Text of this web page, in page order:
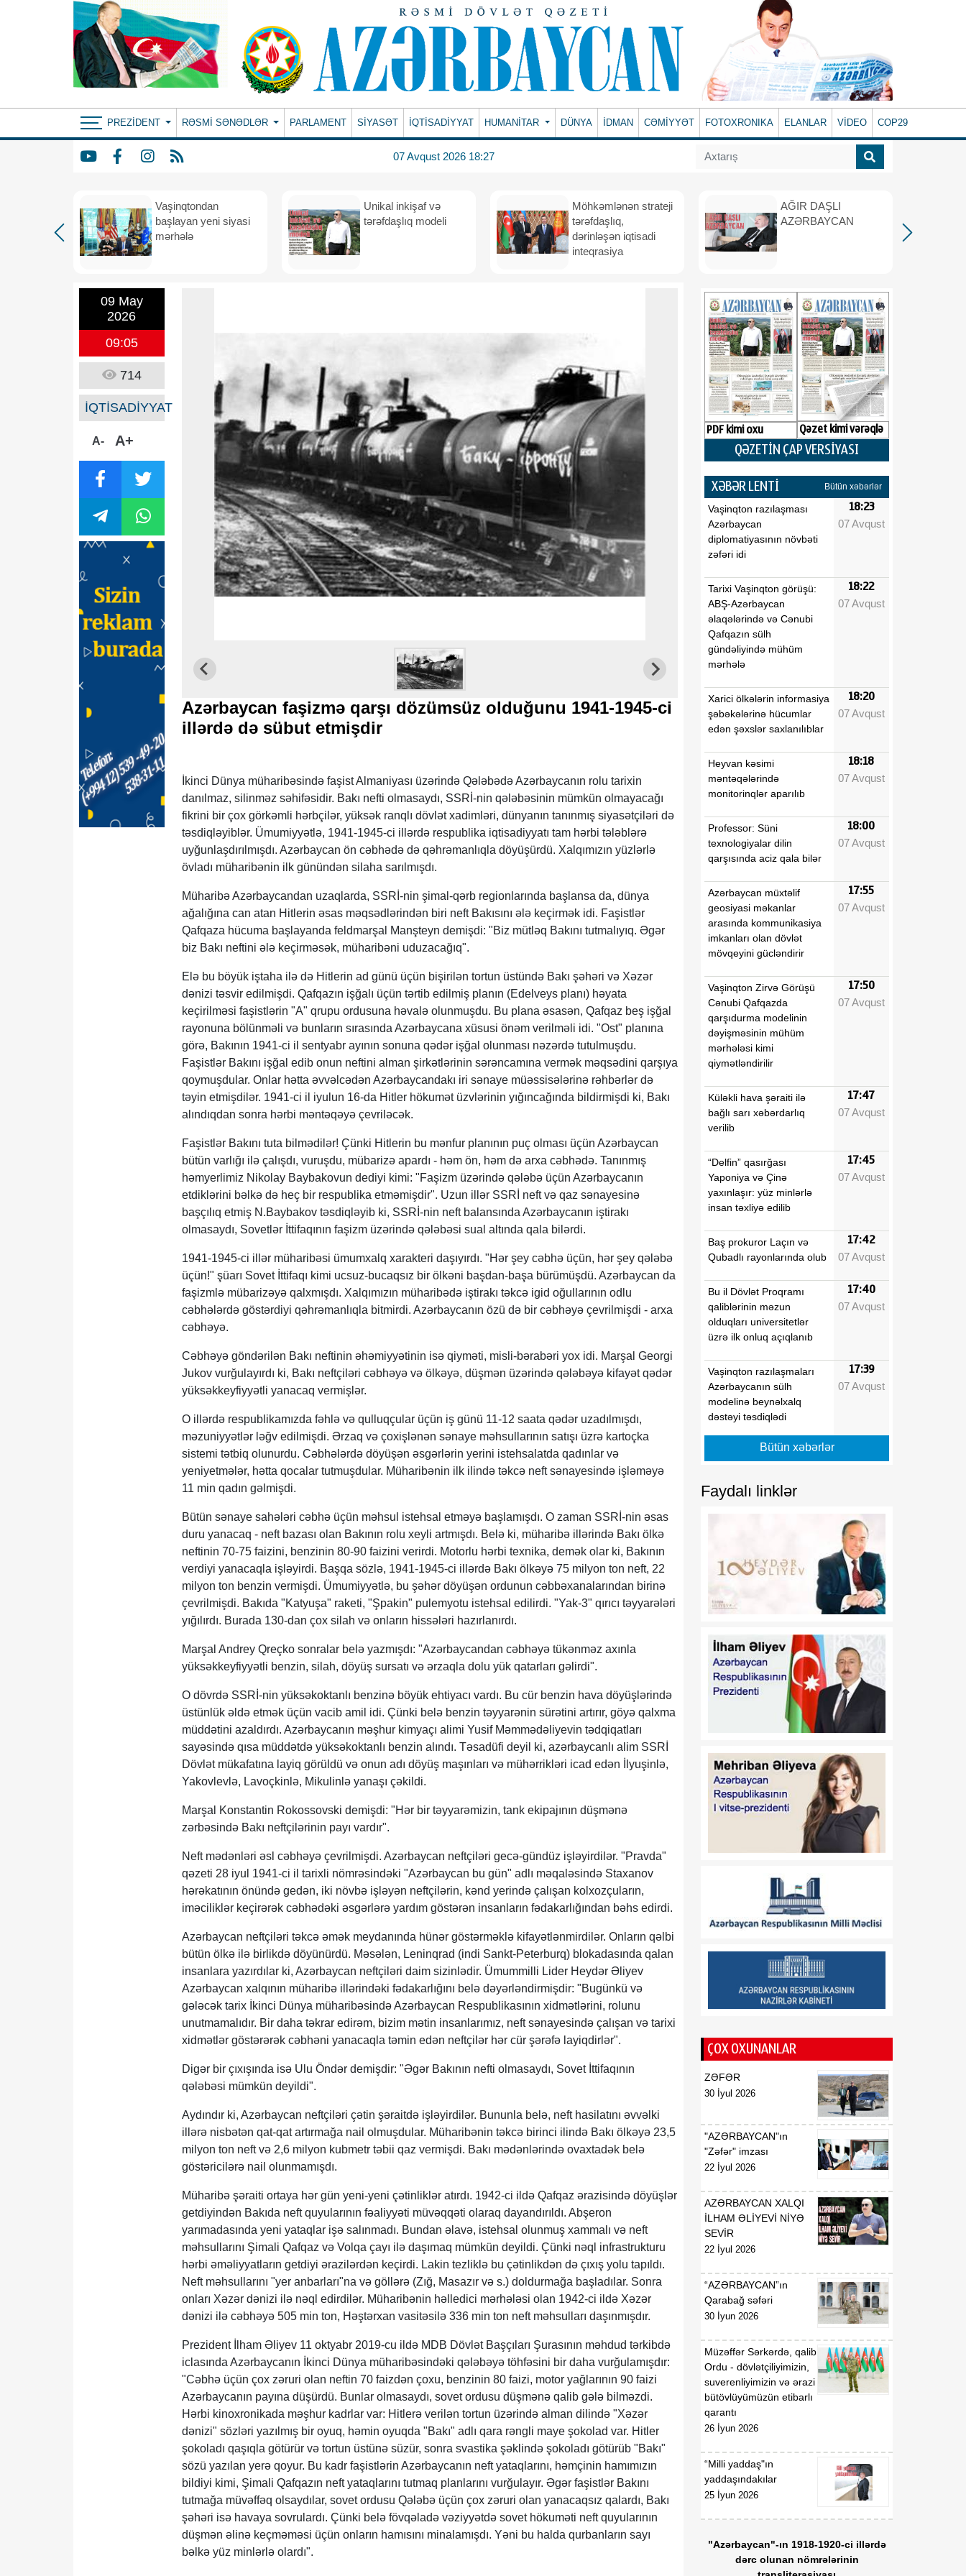
PREZIDENT RƏSMI SƏNƏDLƏR PARLAMENT SİYASƏT İQTİSADİYYAT HUMANITAR DÜNYA İDMAN CƏMİYYƏT FOTOXRONIKA ELANLAR VİDEO COP29
07 Avqust 2026 18:27
Vaşinqtondan
başlayan yeni siyasi
mərhələ
Unikal inkişaf və
tərəfdaşlıq modeli
Möhkəmlənən strateji
tərəfdaşlıq,
dərinləşən iqtisadi
inteqrasiya
AĞIR DAŞLI
AZƏRBAYCAN
09 May
2026
09:05
714
İQTİSADİYYAT
A- A+
Azərbaycan faşizmə qarşı dözümsüz olduğunu 1941-1945-ci
illərdə də sübut etmişdir
İkinci Dünya müharibəsində faşist Almaniyası üzərində Qələbədə Azərbaycanın rolu tarixin
danılmaz, silinməz səhifəsidir. Bakı nefti olmasaydı, SSRİ-nin qələbəsinin mümkün olmayacağı
fikrini bir çox görkəmli hərbçilər, yüksək ranqlı dövlət xadimləri, dünyanın tanınmış siyasətçiləri də
təsdiqləyiblər. Ümumiyyətlə, 1941-1945-ci illərdə respublika iqtisadiyyatı tam hərbi tələblərə
uyğunlaşdırılmışdı. Azərbaycan ön cəbhədə də qəhrəmanlıqla döyüşürdü. Xalqımızın yüzlərlə
övladı müharibənin ilk günündən silaha sarılmışdı.
Müharibə Azərbaycandan uzaqlarda, SSRİ-nin şimal-qərb regionlarında başlansa da, dünya
ağalığına can atan Hitlerin əsas məqsədlərindən biri neft Bakısını ələ keçirmək idi. Faşistlər
Qafqaza hücuma başlayanda feldmarşal Manşteyn demişdi: "Biz mütləq Bakını tutmalıyıq. Əgər
biz Bakı neftini ələ keçirməsək, müharibəni uduzacağıq".
Elə bu böyük iştaha ilə də Hitlerin ad günü üçün bişirilən tortun üstündə Bakı şəhəri və Xəzər
dənizi təsvir edilmişdi. Qafqazın işğalı üçün tərtib edilmiş planın (Edelveys planı) həyata
keçirilməsi faşistlərin "A" qrupu ordusuna həvalə olunmuşdu. Bu plana əsasən, Qafqaz beş işğal
rayonuna bölünməli və bunların sırasında Azərbaycana xüsusi önəm verilməli idi. "Ost" planına
görə, Bakının 1941-ci il sentyabr ayının sonuna qədər işğal olunması nəzərdə tutulmuşdu.
Faşistlər Bakını işğal edib onun neftini alman şirkətlərinin sərəncamına vermək məqsədini qarşıya
qoymuşdular. Onlar hətta əvvəlcədən Azərbaycandakı iri sənaye müəssisələrinə rəhbərlər də
təyin etmişdilər. 1941-ci il iyulun 16-da Hitler hökumət üzvlərinin yığıncağında bildirmişdi ki, Bakı
alındıqdan sonra hərbi məntəqəyə çevriləcək.
Faşistlər Bakını tuta bilmədilər! Çünki Hitlerin bu mənfur planının puç olması üçün Azərbaycan
bütün varlığı ilə çalışdı, vuruşdu, mübarizə apardı - həm ön, həm də arxa cəbhədə. Tanınmış
həmyerlimiz Nikolay Baybakovun dediyi kimi: "Faşizm üzərində qələbə üçün Azərbaycanın
etdiklərini bəlkə də heç bir respublika etməmişdir". Uzun illər SSRİ neft və qaz sənayesinə
başçılıq etmiş N.Baybakov təsdiqləyib ki, SSRİ-nin neft balansında Azərbaycanın iştirakı
olmasaydı, Sovetlər İttifaqının faşizm üzərində qələbəsi sual altında qala bilərdi.
1941-1945-ci illər müharibəsi ümumxalq xarakteri daşıyırdı. "Hər şey cəbhə üçün, hər şey qələbə
üçün!" şüarı Sovet İttifaqı kimi ucsuz-bucaqsız bir ölkəni başdan-başa bürümüşdü. Azərbaycan da
faşizmlə mübarizəyə qalxmışdı. Xalqımızın müharibədə iştirakı təkcə igid oğullarının odlu
cəbhələrdə göstərdiyi qəhrəmanlıqla bitmirdi. Azərbaycanın özü də bir cəbhəyə çevrilmişdi - arxa
cəbhəyə.
Cəbhəyə göndərilən Bakı neftinin əhəmiyyətinin isə qiyməti, misli-bərabəri yox idi. Marşal Georgi
Jukov vurğulayırdı ki, Bakı neftçiləri cəbhəyə və ölkəyə, düşmən üzərində qələbəyə kifayət qədər
yüksəkkeyfiyyətli yanacaq vermişlər.
O illərdə respublikamızda fəhlə və qulluqçular üçün iş günü 11-12 saata qədər uzadılmışdı,
məzuniyyətlər ləğv edilmişdi. Ərzaq və çoxişlənən sənaye məhsullarının satışı üzrə kartoçka
sistemi tətbiq olunurdu. Cəbhələrdə döyüşən əsgərlərin yerini istehsalatda qadınlar və
yeniyetmələr, hətta qocalar tutmuşdular. Müharibənin ilk ilində təkcə neft sənayesində işləməyə
11 min qadın gəlmişdi.
Bütün sənaye sahələri cəbhə üçün məhsul istehsal etməyə başlamışdı. O zaman SSRİ-nin əsas
duru yanacaq - neft bazası olan Bakının rolu xeyli artmışdı. Belə ki, müharibə illərində Bakı ölkə
neftinin 70-75 faizini, benzinin 80-90 faizini verirdi. Motorlu hərbi texnika, demək olar ki, Bakının
verdiyi yanacaqla işləyirdi. Başqa sözlə, 1941-1945-ci illərdə Bakı ölkəyə 75 milyon ton neft, 22
milyon ton benzin vermişdi. Ümumiyyətlə, bu şəhər döyüşən ordunun cəbbəxanalarından birinə
çevrilmişdi. Bakıda "Katyuşa" raketi, "Şpakin" pulemyotu istehsal edilirdi. "Yak-3" qırıcı təyyarələri
yığılırdı. Burada 130-dan çox silah və onların hissələri hazırlanırdı.
Marşal Andrey Qreçko sonralar belə yazmışdı: "Azərbaycandan cəbhəyə tükənməz axınla
yüksəkkeyfiyyətli benzin, silah, döyüş sursatı və ərzaqla dolu yük qatarları gəlirdi".
O dövrdə SSRİ-nin yüksəkoktanlı benzinə böyük ehtiyacı vardı. Bu cür benzin hava döyüşlərində
üstünlük əldə etmək üçün vacib amil idi. Çünki belə benzin təyyarənin sürətini artırır, göyə qalxma
müddətini azaldırdı. Azərbaycanın məşhur kimyaçı alimi Yusif Məmmədəliyevin tədqiqatları
sayəsində qısa müddətdə yüksəkoktanlı benzin alındı. Təsadüfi deyil ki, azərbaycanlı alim SSRİ
Dövlət mükafatına layiq görüldü və onun adı döyüş maşınları və mühərrikləri icad edən İlyuşinlə,
Yakovlevlə, Lavoçkinlə, Mikulinlə yanaşı çəkildi.
Marşal Konstantin Rokossovski demişdi: "Hər bir təyyarəmizin, tank ekipajının düşmənə
zərbəsində Bakı neftçilərinin payı vardır".
Neft mədənləri əsl cəbhəyə çevrilmişdi. Azərbaycan neftçiləri gecə-gündüz işləyirdilər. "Pravda"
qəzeti 28 iyul 1941-ci il tarixli nömrəsindəki "Azərbaycan bu gün" adlı məqaləsində Staxanov
hərəkatının önündə gedən, iki növbə işləyən neftçilərin, kənd yerində çalışan kolxozçuların,
iməciliklər keçirərək cəbhədəki əsgərlərə yardım göstərən insanların fədakarlığından bəhs edirdi.
Azərbaycan neftçiləri təkcə əmək meydanında hünər göstərməklə kifayətlənmirdilər. Onların qəlbi
bütün ölkə ilə birlikdə döyünürdü. Məsələn, Leninqrad (indi Sankt-Peterburq) blokadasında qalan
insanlara yazırdılar ki, Azərbaycan neftçiləri daim sizinlədir. Ümummilli Lider Heydər Əliyev
Azərbaycan xalqının müharibə illərindəki fədakarlığını belə dəyərləndirmişdir: "Bugünkü və
gələcək tarix İkinci Dünya müharibəsində Azərbaycan Respublikasının xidmətlərini, rolunu
unutmamalıdır. Bir daha təkrar edirəm, bizim mətin insanlarımız, neft sənayesində çalışan və tarixi
xidmətlər göstərərək cəbhəni yanacaqla təmin edən neftçilər hər cür şərəfə layiqdirlər".
Digər bir çıxışında isə Ulu Öndər demişdir: "Əgər Bakının nefti olmasaydı, Sovet İttifaqının
qələbəsi mümkün deyildi".
Aydındır ki, Azərbaycan neftçiləri çətin şəraitdə işləyirdilər. Bununla belə, neft hasilatını əvvəlki
illərə nisbətən qat-qat artırmağa nail olmuşdular. Müharibənin təkcə birinci ilində Bakı ölkəyə 23,5
milyon ton neft və 2,6 milyon kubmetr təbii qaz vermişdi. Bakı mədənlərində ovaxtadək belə
göstəricilərə nail olunmamışdı.
Müharibə şəraiti ortaya hər gün yeni-yeni çətinliklər atırdı. 1942-ci ildə Qafqaz ərazisində döyüşlər
getdiyindən Bakıda neft quyularının fəaliyyəti müvəqqəti olaraq dayandırıldı. Abşeron
yarımadasında yeni yataqlar işə salınmadı. Bundan əlavə, istehsal olunmuş xammalı və neft
məhsullarını Şimali Qafqaz və Volqa çayı ilə daşımaq mümkün deyildi. Çünki nəql infrastrukturu
hərbi əməliyyatların getdiyi ərazilərdən keçirdi. Lakin tezliklə bu çətinlikdən də çıxış yolu tapıldı.
Neft məhsullarını "yer anbarları"na və göllərə (Zığ, Masazır və s.) doldurmağa başladılar. Sonra
onları Xəzər dənizi ilə nəql edirdilər. Müharibənin həlledici mərhələsi olan 1942-ci ildə Xəzər
dənizi ilə cəbhəyə 505 min ton, Həştərxan vasitəsilə 336 min ton neft məhsulları daşınmışdır.
Prezident İlham Əliyev 11 oktyabr 2019-cu ildə MDB Dövlət Başçıları Şurasının məhdud tərkibdə
iclasında Azərbaycanın İkinci Dünya müharibəsindəki qələbəyə töhfəsini bir daha vurğulamışdır:
"Cəbhə üçün çox zəruri olan neftin 70 faizdən çoxu, benzinin 80 faizi, motor yağlarının 90 faizi
Azərbaycanın payına düşürdü. Bunlar olmasaydı, sovet ordusu düşmənə qalib gələ bilməzdi.
Hərbi kinoxronikada məşhur kadrlar var: Hitlerə verilən tortun üzərində alman dilində "Xəzər
dənizi" sözləri yazılmış bir oyuq, həmin oyuqda "Bakı" adlı qara rəngli maye şokolad var. Hitler
şokoladı qaşıqla götürür və tortun üstünə süzür, sonra svastika şəklində şokoladı götürüb "Bakı"
sözü yazılan yerə qoyur. Bu kadr faşistlərin Azərbaycanın neft yataqlarını, həmçinin hamımızın
bildiyi kimi, Şimali Qafqazın neft yataqlarını tutmaq planlarını vurğulayır. Əgər faşistlər Bakını
tutmağa müvəffəq olsaydılar, sovet ordusu Qələbə üçün çox zəruri olan yanacaqsız qalardı, Bakı
şəhəri isə havaya sovrulardı. Çünki belə fövqəladə vəziyyətdə sovet hökuməti neft quyularının
düşmən əlinə keçməməsi üçün onların hamısını minalamışdı. Yəni bu halda qurbanların sayı
bəlkə yüz minlərlə olardı".
PDF kimi oxu Qəzet kimi vərəqlə
QƏZETİN ÇAP VERSİYASI
XƏBƏR LENTİ Bütün xəbərlər
Vaşinqton razılaşması
Azərbaycan
diplomatiyasının növbəti
zəfəri idi
18:23
07 Avqust
Tarixi Vaşinqton görüşü:
ABŞ-Azərbaycan
əlaqələrində və Cənubi
Qafqazın sülh
gündəliyində mühüm
mərhələ
18:22
07 Avqust
Xarici ölkələrin informasiya
şəbəkələrinə hücumlar
edən şəxslər saxlanılıblar
18:20
07 Avqust
Heyvan kəsimi
məntəqələrində
monitorinqlər aparılıb
18:18
07 Avqust
Professor: Süni
texnologiyalar dilin
qarşısında aciz qala bilər
18:00
07 Avqust
Azərbaycan müxtəlif
geosiyasi məkanlar
arasında kommunikasiya
imkanları olan dövlət
mövqeyini gücləndirir
17:55
07 Avqust
Vaşinqton Zirvə Görüşü
Cənubi Qafqazda
qarşıdurma modelinin
dəyişməsinin mühüm
mərhələsi kimi
qiymətləndirilir
17:50
07 Avqust
Küləkli hava şəraiti ilə
bağlı sarı xəbərdarlıq
verilib
17:47
07 Avqust
“Delfin” qasırğası
Yaponiya və Çinə
yaxınlaşır: yüz minlərlə
insan təxliyə edilib
17:45
07 Avqust
Baş prokuror Laçın və
Qubadlı rayonlarında olub
17:42
07 Avqust
Bu il Dövlət Proqramı
qaliblərinin məzun
olduqları universitetlər
üzrə ilk onluq açıqlanıb
17:40
07 Avqust
Vaşinqton razılaşmaları
Azərbaycanın sülh
modelinə beynəlxalq
dəstəyi təsdiqlədi
17:39
07 Avqust
Hərbi qulluqçular məharət
olunublar
Zəngəzur dəhlizi: Birillik
Vaşinqton diplomatiyasının
17:32
07 Avqust
xətti Azərbaycanı
Avrasiyanın rəqəmsal
körpüsünə çevirir
07 Avqust
Ukraynalı ekspert:
Azərbaycan xarici
prioritetinin yalnız milli
maraqların qorunması
olduğunu nümayiş etdirir
16:34
07 Avqust
“Vətən” jurnalı: Özbəkistan
və Azərbaycan: Müttəfiqlik
16:30
07 Avqust
Kənd Təsərrüfatı
Nazirliyinin vəzifəli şəxsləri
Qax və Balakən
vətəndaşlarla görüşüb
Azərbaycanın bank
sektoru “Moody’s”dən
16:28
Azərbaycan və
Cənubi Qafqaz üçün yeni
inkişaf mərhələsinin
ATƏT-in Minsk qrupunun
ləğvi – tarixi zərurətdən
16:24
07 Avqust
Bütün xəbərlər
Faydalı linklər
ÇOX OXUNANLAR
ZƏFƏR
30 İyul 2026
"AZƏRBAYCAN"ın
"Zəfər" imzası
22 İyul 2026
AZƏRBAYCAN XALQI
İLHAM ƏLİYEVİ NİYƏ
SEVİR
22 İyul 2026
“AZƏRBAYCAN”ın
Qarabağ səfəri
30 İyun 2026
Müzəffər Sərkərdə, qalib
Ordu - dövlətçiliyimizin,
suverenliyimizin və ərazi
bütövlüyümüzün etibarlı
qarantı
26 İyun 2026
“Milli yaddaş"ın
yaddaşındakılar
25 İyun 2026
"Azərbaycan"-ın 1918-1920-ci illərdə
dərc olunan nömrələrinin